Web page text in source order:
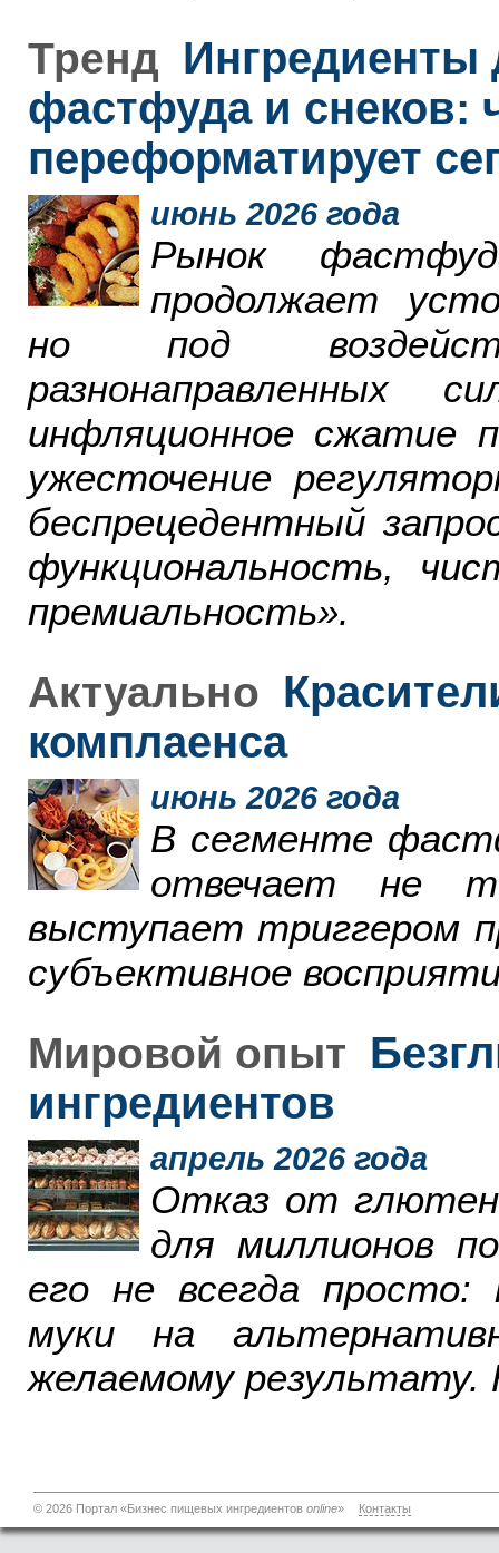
Тренд Ингредиенты
фастфуда и снеков:
переформатирует
июнь 2026 года
Рынок
продолжает
но под
инфляционное сжатие
ужесточение
беспрецедентный
функциональность,
премиальность».
Актуально
комплаенса
июнь 2026 года
В сегменте
отвечает не
выступает триггером
субъективное
Мировой опыт
ингредиентов
апрель 2026 года
Отказ от
для миллионов
его не всегда просто:
муки на
желаемому результату.
© 2026 Портал «Бизнес пищевых ингредиентов online» Контакты